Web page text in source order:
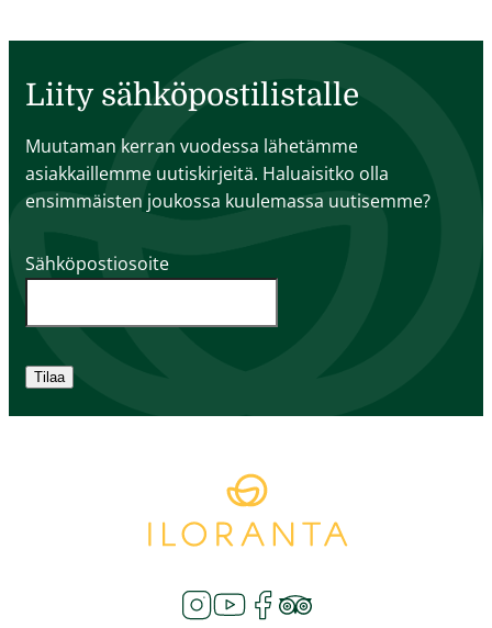
Liity sähköpostilistalle
Muutaman kerran vuodessa lähetämme
asiakkaillemme uutiskirjeitä. Haluaisitko olla
ensimmäisten joukossa kuulemassa uutisemme?
Sähköpostiosoite
Tilaa